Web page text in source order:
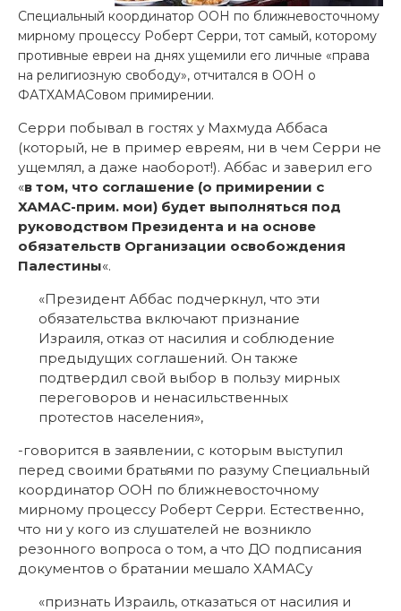
Специальный координатор ООН по ближневосточному
мирному процессу Роберт Серри, тот самый, которому
противные евреи на днях ущемили его личные «права
на религиозную свободу», отчитался в ООН о
ФАТХАМАСовом примирении.
Серри побывал в гостях у Махмуда Аббаса
(который, не в пример евреям, ни в чем Серри не
ущемлял, а даже наоборот!). Аббас и заверил его
«в том, что соглашение (о примирении с
ХАМАС-прим. мои) будет выполняться под
руководством Президента и на основе
обязательств Организации освобождения
Палестины«.
«Президент Аббас подчеркнул, что эти
обязательства включают признание
Израиля, отказ от насилия и соблюдение
предыдущих соглашений. Он также
подтвердил свой выбор в пользу мирных
переговоров и ненасильственных
протестов населения»,
-говорится в заявлении, с которым выступил
перед своими братьями по разуму Специальный
координатор ООН по ближневосточному
мирному процессу Роберт Серри. Естественно,
что ни у кого из слушателей не возникло
резонного вопроса о том, а что ДО подписания
документов о братании мешало ХАМАСу
«признать Израиль, отказаться от насилия и